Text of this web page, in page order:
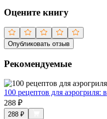
Оцените книгу
Опубликовать отзыв
Рекомендуемые
100 рецептов для аэрогриля:
288 ₽
288 ₽